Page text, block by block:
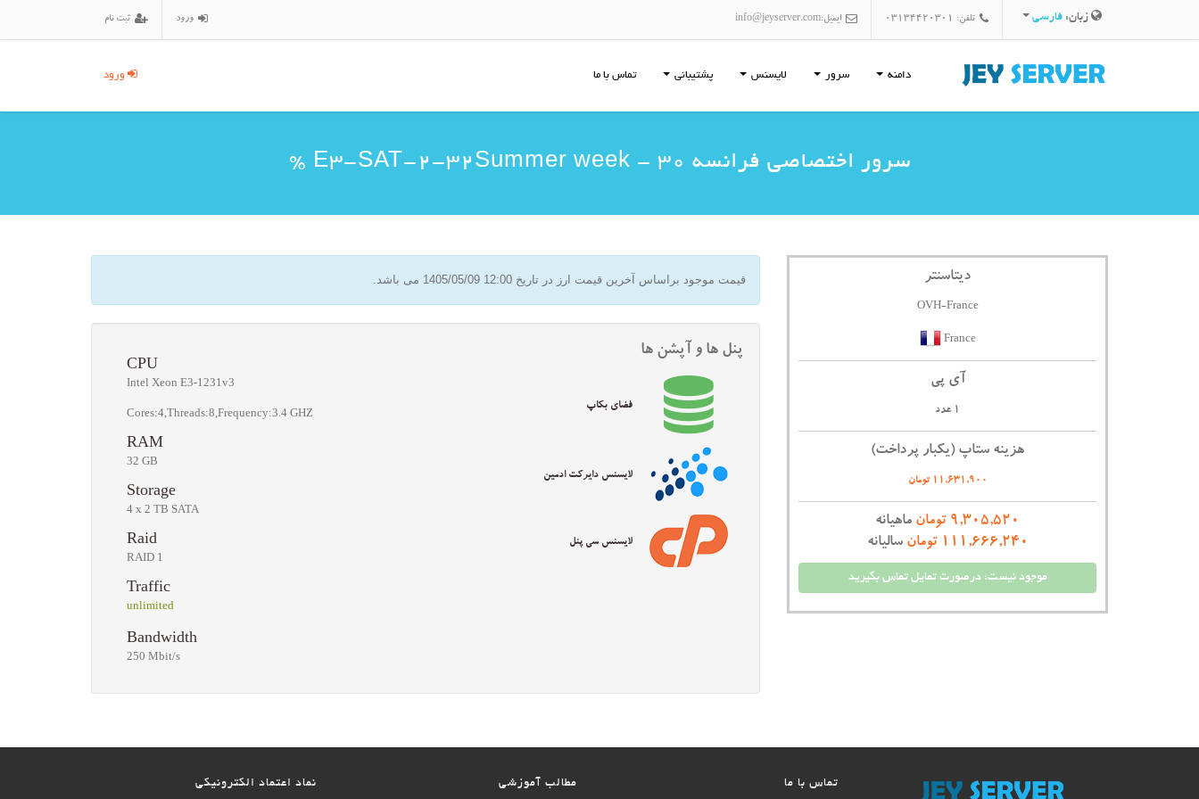
زبان: فارسی تلفن: 03134420301 ایمیل:info@jeyserver.com ورود ثبت نام
دامنه سرور لایسنس پشتیبانی ورود تماس با ما
سرور اختصاصی فرانسه E3-SAT-2-32Summer week - 30 %
قیمت موجود براساس آخرین قیمت ارز در تاریخ 1405/05/09 12:00 می باشد.
CPU
Intel Xeon E3-1231v3
Cores:4,Threads:8,Frequency:3.4 GHZ
RAM
32 GB
Storage
4 x 2 TB SATA
Raid
RAID 1
Traffic
unlimited
Bandwidth
250 Mbit/s
پنل ها و آپشن ها
فضای بکاپ
لایسنس دایرکت ادمین
لایسنس سی پنل
دیتاسنتر
OVH-France
France
آی پی
1 عدد
هزینه ستاپ (یکبار پرداخت)
11,631,900 تومان
9,305,520 تومان
ماهیانه
111,666,240 تومان
سالیانه
موجود نیست؛ درصورت تمایل تماس بگیرید
تماس با ما مطالب آموزشی نماد اعتماد الکترونیکی